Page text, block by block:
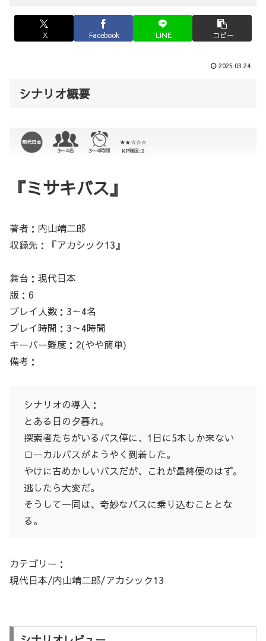
X Facebook LINE コピー
2025.03.24
シナリオ概要
『ミサキバス』
著者：内山靖二郎
収録先：『アカシック13』
舞台：現代日本
版：6
プレイ人数：3～4名
プレイ時間：3～4時間
キーパー難度：2(やや簡単)
備考：
シナリオの導入：
とある日の夕暮れ。
探索者たちがいるバス停に、1日に5本しか来ない
ローカルバスがようやく到着した。
やけに古めかしいバスだが、これが最終便のはず。
逃したら大変だ。
そうして一同は、奇妙なバスに乗り込むこととな
る。
カテゴリー：
現代日本/内山靖二郎/アカシック13